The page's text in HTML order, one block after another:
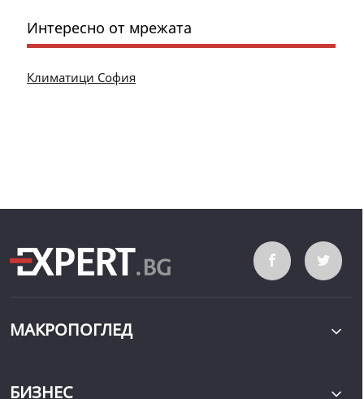
Интересно от мрежата
Климатици София
МАКРОПОГЛЕД
БИЗНЕС